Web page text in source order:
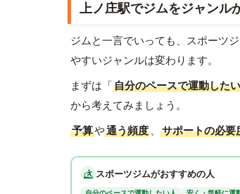
上ノ庄駅でジムをジャンル
ジムと一言でいっても、スポーツ
やすいジャンルは変わります。
まずは「自分のペースで運動したい
から考えてみましょう。
予算や通う頻度 、 サポートの必要
スポーツジムがおすすめの人